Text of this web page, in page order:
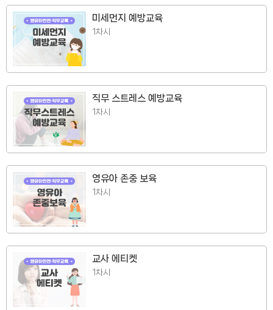
미세먼지 예방교육
1차시
직무 스트레스 예방교육
1차시
영유아 존중 보육
1차시
교사 에티켓
1차시